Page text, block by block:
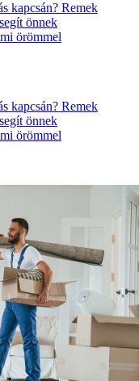
kapcsán? Remek
önnek
örömmel
kapcsán? Remek
önnek
örömmel